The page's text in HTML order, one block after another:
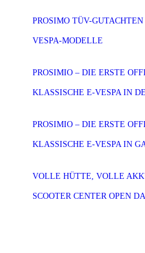
PROSIMO TÜV-
VESPA-MODELLE
PROSIMIO – DIE ERSTE
KLASSISCHE E-VESPA IN
PROSIMIO – DIE ERSTE
KLASSISCHE E-VESPA IN
VOLLE HÜTTE, VOLLE
SCOOTER CENTER OPEN